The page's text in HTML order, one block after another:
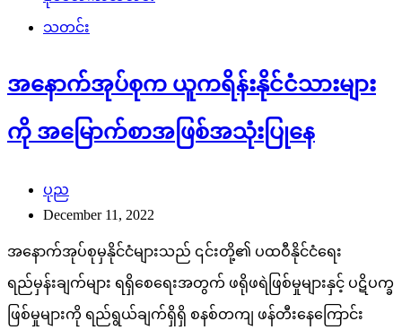
သတင်း
အနောက်အုပ်စုက ယူကရိန်းနိုင်ငံသားများ
ကို အမြောက်စာအဖြစ်အသုံးပြုနေ
ပုည
December 11, 2022
အနောက်အုပ်စုမှနိုင်ငံများသည် ၎င်းတို့၏ ပထဝီနိုင်ငံရေး
ရည်မှန်းချက်များ ရရှိစေရေးအတွက် ဖရိုဖရဲဖြစ်မှုများနှင့် ပဋိပက္ခ
ဖြစ်မှုများကို ရည်ရွယ်ချက်ရှိရှိ စနစ်တကျ ဖန်တီးနေကြောင်း